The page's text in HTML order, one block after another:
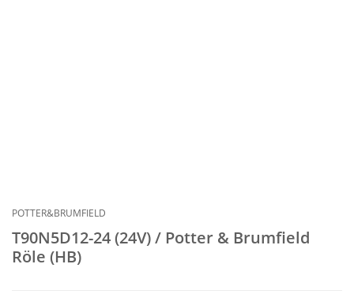
POTTER&BRUMFIELD
T90N5D12-24 (24V) / Potter & Brumfield
Röle (HB)